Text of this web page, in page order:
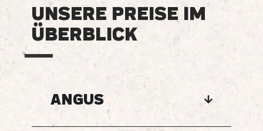
UNSERE PREISE IM
ÜBERBLICK
ANGUS